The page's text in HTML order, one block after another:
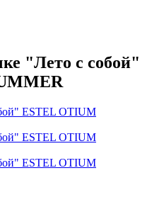
"Лето с собой"